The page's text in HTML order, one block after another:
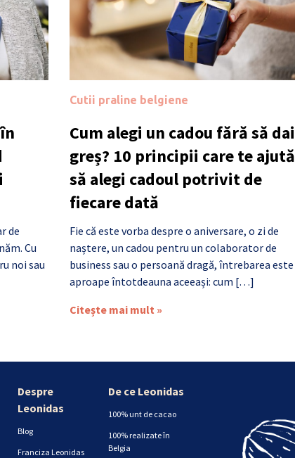
de
Cu
noi sau
Cutii praline belgiene
Cum alegi un cadou fără să dai
greș? 10 principii care te ajută
să alegi cadoul potrivit de
fiecare dată
Fie că este vorba despre o aniversare, o zi de
naștere, un cadou pentru un colaborator de
business sau o persoană dragă, întrebarea este
aproape întotdeauna aceeași: cum […]
Citește mai mult »
Despre
Leonidas
Blog
Franciza Leonidas
De ce Leonidas
100% unt de cacao
100% realizate în
Belgia